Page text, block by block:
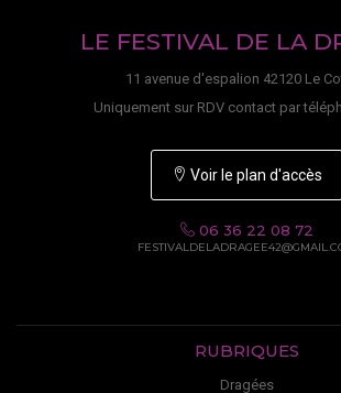
LE FESTIVAL DE LA
11 avenue d'espalion 42120 Le
Uniquement sur RDV contact par
Voir le plan d'accès
06 36 22 08 72
RUBRIQUES
Dragées